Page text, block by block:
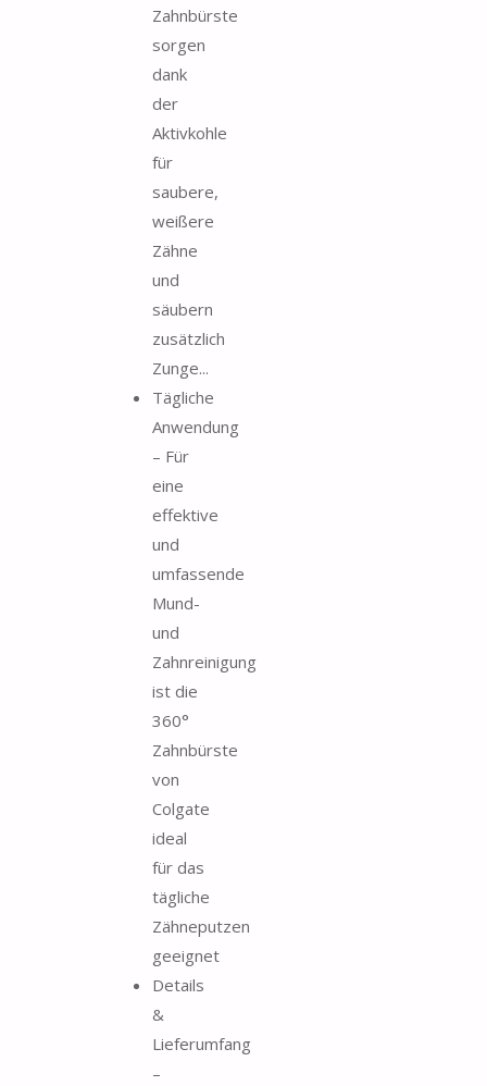
Zahnbürste
sorgen
dank
der
Aktivkohle
für
saubere,
weißere
Zähne
und
säubern
zusätzlich
Zunge...
Tägliche
Anwendung
– Für
eine
effektive
und
umfassende
Mund-
und
Zahnreinigung
ist die
360°
Zahnbürste
von
Colgate
ideal
für das
tägliche
Zähneputzen
geeignet
Details
&
Lieferumfang
–